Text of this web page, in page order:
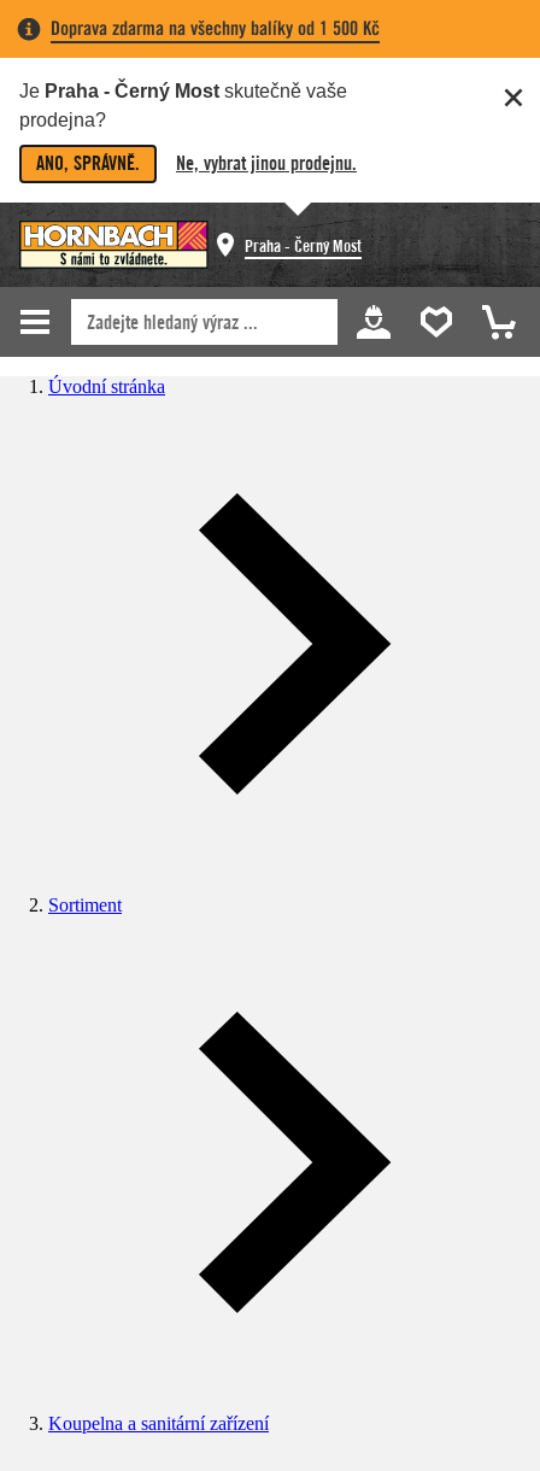
Doprava zdarma na všechny balíky od 1 500 Kč
Je Praha - Černý Most skutečně vaše
prodejna?
ANO, SPRÁVNĚ. Ne, vybrat jinou prodejnu.
Praha - Černý Most
Úvodní stránka
Sortiment
Koupelna a sanitární zařízení